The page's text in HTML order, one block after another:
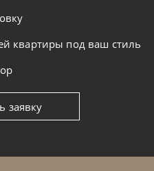
квартиры под ваш стиль
заявку